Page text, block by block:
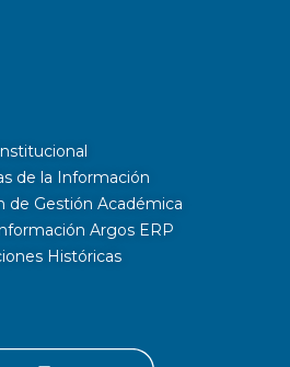
de la Información
de Gestión Académica
Argos ERP
Históricas